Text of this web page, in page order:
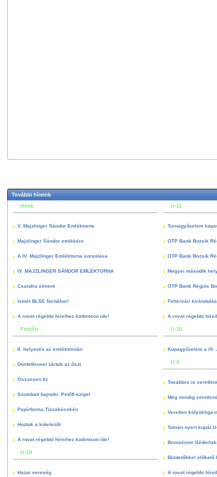
További híreink
Hírek
V. Majzlinger Sándor Emléktorna
Majzlinger Sándor emlékére
A IV. Majzlinger Emléktorna sorsolása
IV. MAJZLINGER SÁNDOR EMLÉKTORNA
Csandra elment
Ismét BLSE focitábor!
A rovat régebbi híreihez kattintson ide!
Felnőtt
II. helyezés az emléktornán
Döntetlennel zártuk az őszt
Összesen tíz
Szombati bajnoki: Petőfi-sziget
Papírforma Tiszakécskén
Hoztuk a kötelezőt
A rovat régebbi híreihez kattintson ide!
U-19
Hazai vereség
U-11
Tornagyőzelem
OTP Bank Bozsik
OTP Bank Bozsik
Megyei második
OTP Bank Régiós
Fehérvári kirándulás
A rovat régebbi
U-10
Kupagyőzelem a
U-9
Továbbra is
Még mindig
Veretlen kölyökliga-
Tolnán nyert kupát
Bronzérem
Büntetőkkel előkelő
A rovat régebbi